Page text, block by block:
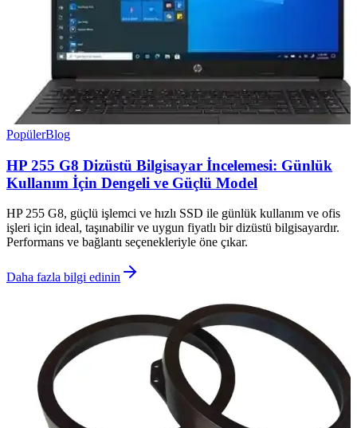
PopülerBlog
HP 255 G8 Dizüstü Bilgisayar İncelemesi: Günlük
Kullanım İçin Dengeli ve Güçlü Model
HP 255 G8, güçlü işlemci ve hızlı SSD ile günlük kullanım ve ofis
işleri için ideal, taşınabilir ve uygun fiyatlı bir dizüstü bilgisayardır.
Performans ve bağlantı seçenekleriyle öne çıkar.
Daha fazla bilgi edinin